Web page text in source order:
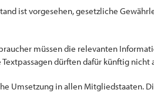
ist vorgesehen, gesetzliche
müssen die relevanten
dürften dafür künftig nicht
Umsetzung in allen Mitgliedstaaten.